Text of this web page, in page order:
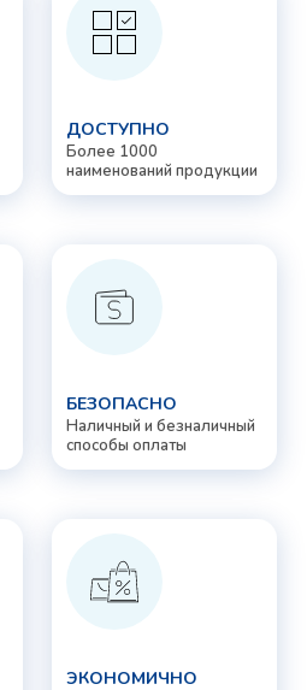
ДОСТУПНО
Более 1000
наименований продукции
БЕЗОПАСНО
Наличный и безналичный
способы оплаты
ЭКОНОМИЧНО